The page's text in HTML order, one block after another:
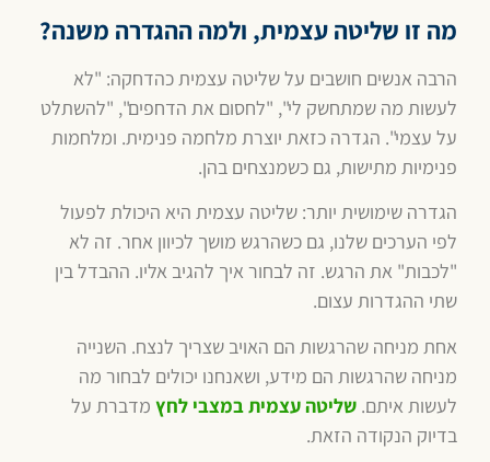
מה זו שליטה עצמית, ולמה ההגדרה משנה?
הרבה אנשים חושבים על שליטה עצמית כהדחקה: "לא
לעשות מה שמתחשק לי", "לחסום את הדחפים", "להשתלט
על עצמי". הגדרה כזאת יוצרת מלחמה פנימית. ומלחמות
פנימיות מתישות, גם כשמנצחים בהן.
הגדרה שימושית יותר: שליטה עצמית היא היכולת לפעול
לפי הערכים שלנו, גם כשהרגש מושך לכיוון אחר. זה לא
"לכבות" את הרגש. זה לבחור איך להגיב אליו. ההבדל בין
שתי ההגדרות עצום.
אחת מניחה שהרגשות הם האויב שצריך לנצח. השנייה
מניחה שהרגשות הם מידע, ושאנחנו יכולים לבחור מה
לעשות איתם. שליטה עצמית במצבי לחץ מדברת על
בדיוק הנקודה הזאת.